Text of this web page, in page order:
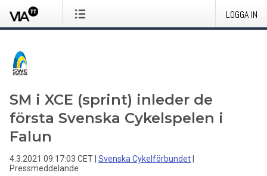
LOGGA IN
SM i XCE (sprint) inleder de
första Svenska Cykelspelen i
Falun
4.3.2021 09:17:03 CET Svenska Cykelförbundet
Pressmeddelande